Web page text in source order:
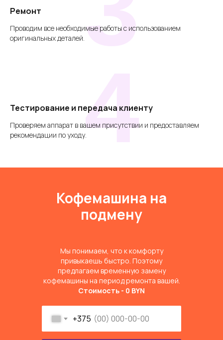
Ремонт
Проводим все необходимые работы с использованием
оригинальных деталей.
Тестирование и передача клиенту
Проверяем аппарат в вашем присутствии и предоставляем
рекомендации по уходу.4
Мы понимаем, что к комфорту
привыкаешь быстро. Поэтому
предлагаем временную замену
кофемашины на период ремонта вашей.
Стоимость - 0 BYN
Кофемашина на
подмену
+375